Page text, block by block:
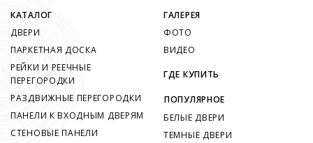
КАТАЛОГ
ДВЕРИ
ПАРКЕТНАЯ ДОСКА
РЕЙКИ И РЕЕЧНЫЕ
ПЕРЕГОРОДКИ
РАЗДВИЖНЫЕ ПЕРЕГОРОДКИ
ПАНЕЛИ К ВХОДНЫМ ДВЕРЯМ
СТЕНОВЫЕ ПАНЕЛИ
ГАЛЕРЕЯ
ФОТО
ВИДЕО
ГДЕ КУПИТЬ
ПОПУЛЯРНОЕ
БЕЛЫЕ ДВЕРИ
ТЕМНЫЕ ДВЕРИ